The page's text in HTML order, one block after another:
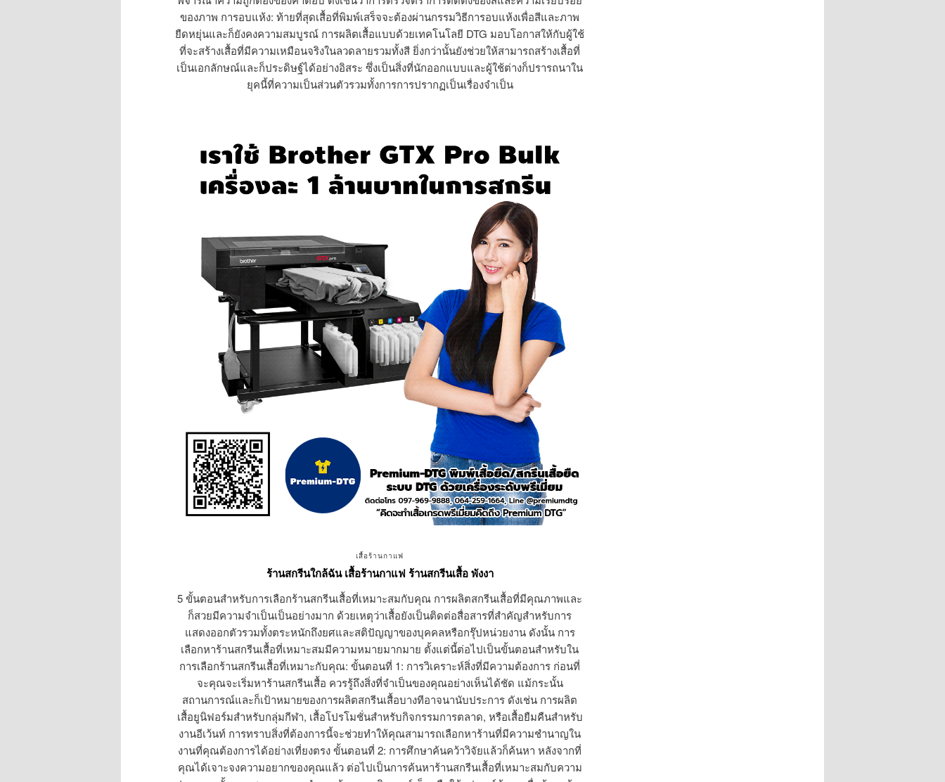
ของภาพ การอบแห้ง: ท้ายที่สุดเสื้อที่พิมพ์เสร็จจะต้องผ่านกรรมวิธีการอบแห้งเพื่อสีและภาพ
ยืดหยุ่นและก็ยังคงความสมบูรณ์ การผลิตเสื้อแบบด้วยเทคโนโลยี DTG มอบโอกาสให้กับผู้ใช้
ที่จะสร้างเสื้อที่มีความเหมือนจริงในลวดลายรวมทั้งสี ยิ่งกว่านั้นยังช่วยให้สามารถสร้างเสื้อที่
เป็นเอกลักษณ์และก็ประดิษฐ์ได้อย่างอิสระ ซึ่งเป็นสิ่งที่นักออกแบบและผู้ใช้ต่างก็ปรารถนาใน
ยุคนี้ที่ความเป็นส่วนตัวรวมทั้งการการปรากฏเป็นเรื่องจำเป็น
เสื้อร้านกาแฟ
ร้านสกรีนใกล้ฉัน เสื้อร้านกาแฟ ร้านสกรีนเสื้อ พังงา
5 ขั้นตอนสำหรับการเลือกร้านสกรีนเสื้อที่เหมาะสมกับคุณ การผลิตสกรีนเสื้อที่มีคุณภาพและ
ก็สวยมีความจำเป็นเป็นอย่างมาก ด้วยเหตุว่าเสื้อยังเป็นติดต่อสื่อสารที่สำคัญสำหรับการ
แสดงออกตัวรวมทั้งตระหนักถึงยศและสติปัญญาของบุคคลหรือกรุ๊ปหน่วยงาน ดังนั้น การ
เลือกหาร้านสกรีนเสื้อที่เหมาะสมมีความหมายมากมาย ตั้งแต่นี้ต่อไปเป็นขั้นตอนสำหรับใน
การเลือกร้านสกรีนเสื้อที่เหมาะกับคุณ: ขั้นตอนที่ 1: การวิเคราะห์สิ่งที่มีความต้องการ ก่อนที่
จะคุณจะเริ่มหาร้านสกรีนเสื้อ ควรรู้ถึงสิ่งที่จำเป็นของคุณอย่างเห็นได้ชัด แม้กระนั้น
สถานการณ์และก็เป้าหมายของการผลิตสกรีนเสื้อบางทีอาจนานับประการ ดังเช่น การผลิต
เสื้อยูนิฟอร์มสำหรับกลุ่มกีฬา, เสื้อโปรโมชั่นสำหรับกิจกรรมการตลาด, หรือเสื้อยืมคืนสำหรับ
งานอีเว้นท์ การทราบสิ่งที่ต้องการนี้จะช่วยทำให้คุณสามารถเลือกหาร้านที่มีความชำนาญใน
งานที่คุณต้องการได้อย่างเที่ยงตรง ขั้นตอนที่ 2: การศึกษาค้นคว้าวิจัยแล้วก็ค้นหา หลังจากที่
คุณได้เจาะจงความอยากของคุณแล้ว ต่อไปเป็นการค้นหาร้านสกรีนเสื้อที่เหมาะสมกับความ